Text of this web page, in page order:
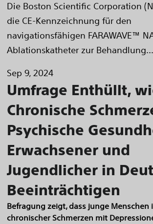
Die Boston Scientific Corporation
die CE-Kennzeichnung für den
navigationsfähigen FARAWAVE™
Ablationskatheter zur Behandlung...
Sep 9, 2024
Umfrage Enthüllt,
Chronische
Psychische
Erwachsener und
Jugendlicher in
Beeinträchtigen
Befragung zeigt, dass junge Menschen
chronischer Schmerzen mit